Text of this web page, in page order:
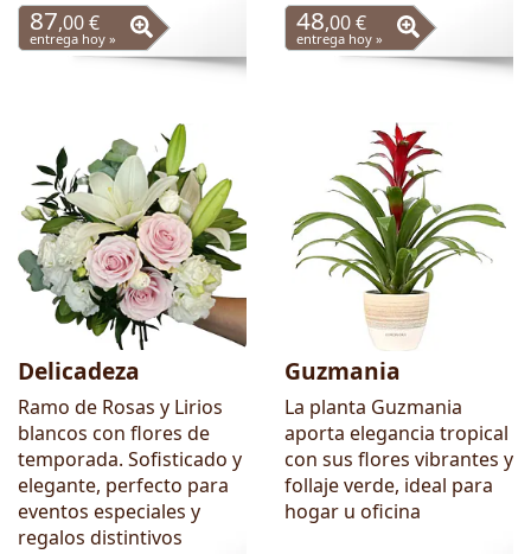
87,00 €
entrega hoy »
48,00 €
entrega hoy »
Delicadeza
Ramo de Rosas y Lirios
blancos con flores de
temporada. Sofisticado y
elegante, perfecto para
eventos especiales y
regalos distintivos
Guzmania
La planta Guzmania
aporta elegancia tropical
con sus flores vibrantes y
follaje verde, ideal para
hogar u oficina